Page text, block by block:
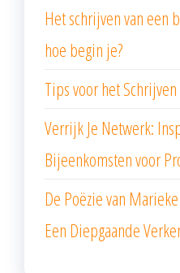
Het schrijven van een
hoe begin je?
Tips voor het
Verrijk Je Netwerk:
Bijeenkomsten voor
De Poëzie van
Een Diepgaande